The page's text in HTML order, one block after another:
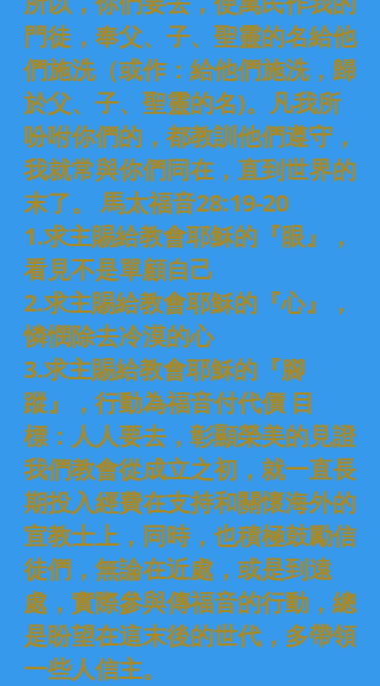
門徒，奉父、子、聖靈的名給他
們施洗（或作：給他們施洗，歸
於父、子、聖靈的名)。凡我所
吩咐你們的，都教訓他們遵守，
我就常與你們同在，直到世界的
末了。 馬太福音28:19-20
1.求主賜給教會耶穌的『眼』，
看見不是單顧自己
2.求主賜給教會耶穌的『心』，
憐憫除去冷漠的心
3.求主賜給教會耶穌的『腳
蹤』，行動為福音付代價 目
標：人人要去，彰顯榮美的見證
我們教會從成立之初，就一直長
期投入經費在支持和關懷海外的
宣教士上，同時，也積極鼓勵信
徒們，無論在近處，或是到遠
處，實際參與傳福音的行動，總
是盼望在這末後的世代，多帶領
一些人信主。